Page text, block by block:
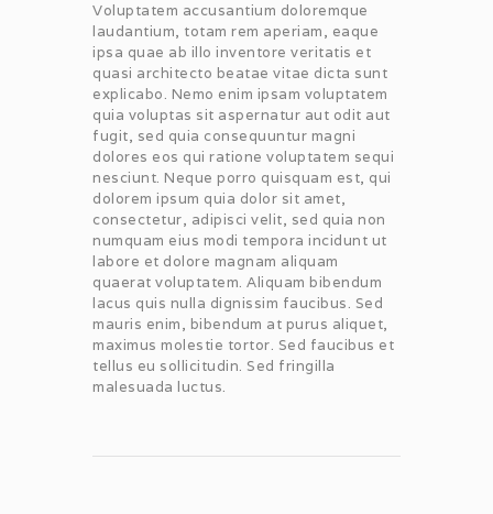
Voluptatem accusantium doloremque
laudantium, totam rem aperiam, eaque
ipsa quae ab illo inventore veritatis et
quasi architecto beatae vitae dicta sunt
explicabo. Nemo enim ipsam voluptatem
quia voluptas sit aspernatur aut odit aut
fugit, sed quia consequuntur magni
dolores eos qui ratione voluptatem sequi
nesciunt. Neque porro quisquam est, qui
dolorem ipsum quia dolor sit amet,
consectetur, adipisci velit, sed quia non
numquam eius modi tempora incidunt ut
labore et dolore magnam aliquam
quaerat voluptatem. Aliquam bibendum
lacus quis nulla dignissim faucibus. Sed
mauris enim, bibendum at purus aliquet,
maximus molestie tortor. Sed faucibus et
tellus eu sollicitudin. Sed fringilla
malesuada luctus.